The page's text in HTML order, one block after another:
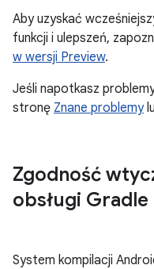
Aby uzyskać
funkcji i ulepszeń,
w wersji Preview.
Jeśli napotkasz
stronę Znane problemy
Zgodność
obsługi
System kompilacji